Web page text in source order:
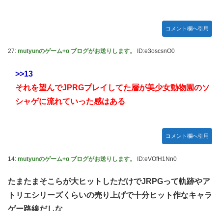
冨里奈央ちゃん、おへそ見せガチでエグいって・・・
コメント欄へ引用
27: mutyunのゲーム+α ブログがお送りします。 ID:e3oscsnO0
>>13
それを望んでJPRGプレイしてた層が美少女動物園のソ
シャゲに流れていった感はある
コメント欄へ引用
14: mutyunのゲーム+α ブログがお送りします。 ID:eVOfH1Nn0
たまたまそこらが大ヒットしただけでJRPGって軌跡やア
トリエシリーズくらいの売り上げで十分ヒット作なキャラ
ゲー路線だしな